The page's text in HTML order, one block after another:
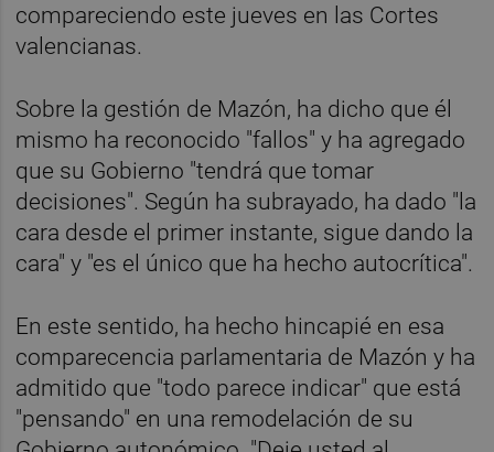
compareciendo este jueves en las Cortes
valencianas.
Sobre la gestión de Mazón, ha dicho que él
mismo ha reconocido "fallos" y ha agregado
que su Gobierno "tendrá que tomar
decisiones". Según ha subrayado, ha dado "la
cara desde el primer instante, sigue dando la
cara" y "es el único que ha hecho autocrítica".
En este sentido, ha hecho hincapié en esa
comparecencia parlamentaria de Mazón y ha
admitido que "todo parece indicar" que está
"pensando" en una remodelación de su